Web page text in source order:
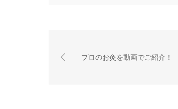
プロのお灸を動画でご紹介！